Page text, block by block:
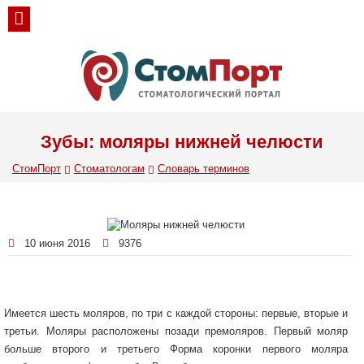
Зубы: моляры нижней челюсти
СтомПорт Стоматологам Словарь терминов
10 июня 2016 9376
Имеется шесть моляров, по три с каждой стороны: первые, вторые и
третьи. Моляры расположены позади премоляров. Первый моляр
больше второго и третьего Форма коронки первого моляра